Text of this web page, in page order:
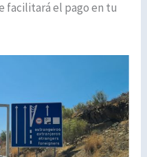
facilitará el pago en tu